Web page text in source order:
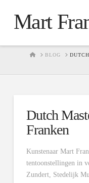
Mart
HOMEBLOG
Dutch
Franken
Kunstenaar Mart
tentoonstellingen in
Zundert, Stedelijk